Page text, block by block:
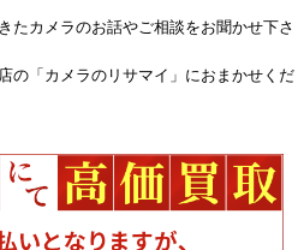
たカメラのお話やご相談をお聞かせ下さ
の「カメラのリサマイ」におまかせくだ